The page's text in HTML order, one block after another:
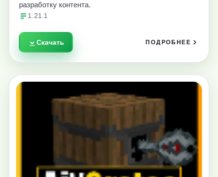
разработку контента.
1.21.1
Скачать ПОДРОБНЕЕ